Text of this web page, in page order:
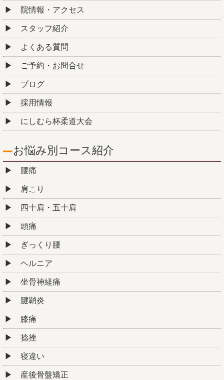
院情報・アクセス
スタッフ紹介
よくある質問
ご予約・お問合せ
ブログ
採用情報
にしむら杯柔道大会
お悩み別コース紹介
腰痛
肩こり
四十肩・五十肩
頭痛
ぎっくり腰
ヘルニア
坐骨神経痛
腱鞘炎
膝痛
捻挫
寝違い
産後骨盤矯正